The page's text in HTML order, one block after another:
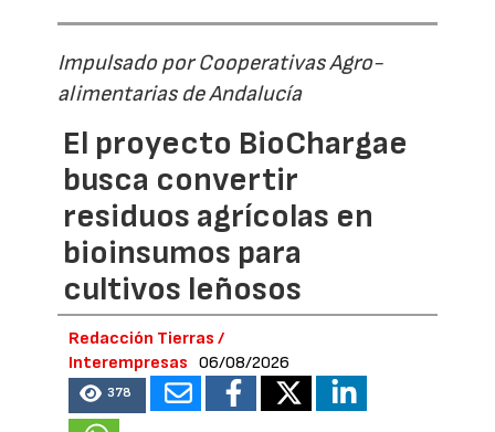
Impulsado por Cooperativas Agro-
alimentarias de Andalucía
El proyecto BioChargae
busca convertir
residuos agrícolas en
bioinsumos para
cultivos leñosos
Redacción Tierras /
Interempresas
06/08/2026
378